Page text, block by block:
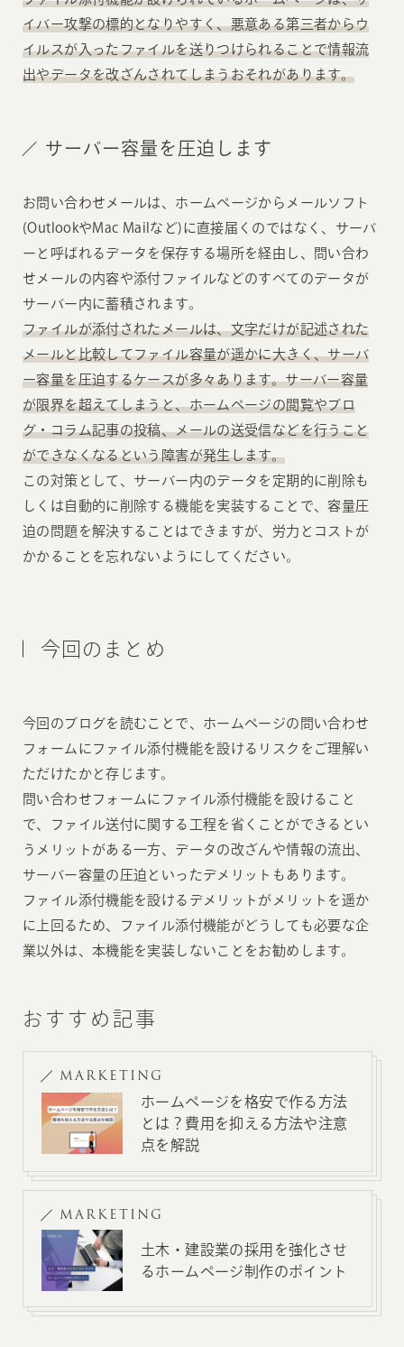
イバー攻撃の標的となりやすく、悪意ある第三者からウ
イルスが入ったファイルを送りつけられることで情報流
出やデータを改ざんされてしまうおそれがあります。
サーバー容量を圧迫します
お問い合わせメールは、ホームページからメールソフト
(OutlookやMac Mailなど)に直接届くのではなく、サーバ
ーと呼ばれるデータを保存する場所を経由し、問い合わ
せメールの内容や添付ファイルなどのすべてのデータが
サーバー内に蓄積されます。
ファイルが添付されたメールは、文字だけが記述された
メールと比較してファイル容量が遥かに大きく、サーバ
ー容量を圧迫するケースが多々あります。サーバー容量
が限界を超えてしまうと、ホームページの閲覧やブロ
グ・コラム記事の投稿、メールの送受信などを行うこと
ができなくなるという障害が発生します。
この対策として、サーバー内のデータを定期的に削除も
しくは自動的に削除する機能を実装することで、容量圧
迫の問題を解決することはできますが、労力とコストが
かかることを忘れないようにしてください。
今回のまとめ
今回のブログを読むことで、ホームページの問い合わせ
フォームにファイル添付機能を設けるリスクをご理解い
ただけたかと存じます。
問い合わせフォームにファイル添付機能を設けること
で、ファイル送付に関する工程を省くことができるとい
うメリットがある一方、データの改ざんや情報の流出、
サーバー容量の圧迫といったデメリットもあります。
ファイル添付機能を設けるデメリットがメリットを遥か
に上回るため、ファイル添付機能がどうしても必要な企
業以外は、本機能を実装しないことをお勧めします。
おすすめ記事
MARKETING
ホームページを格安で作る方法
とは？費用を抑える方法や注意
点を解説
MARKETING
土木・建設業の採用を強化させ
るホームページ制作のポイント